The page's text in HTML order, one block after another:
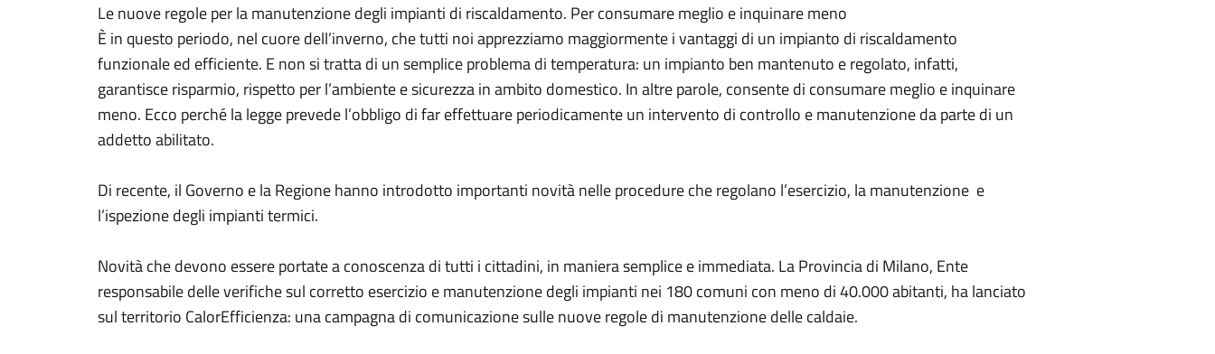
Le nuove regole per la manutenzione degli impianti di riscaldamento. Per consumare meglio e inquinare meno
È in questo periodo, nel cuore dell’inverno, che tutti noi apprezziamo maggiormente i vantaggi di un impianto di riscaldamento
funzionale ed efficiente. E non si tratta di un semplice problema di temperatura: un impianto ben mantenuto e regolato, infatti,
garantisce risparmio, rispetto per l’ambiente e sicurezza in ambito domestico. In altre parole, consente di consumare meglio e inquinare
meno. Ecco perché la legge prevede l’obbligo di far effettuare periodicamente un intervento di controllo e manutenzione da parte di un
addetto abilitato.
Di recente, il Governo e la Regione hanno introdotto importanti novità nelle procedure che regolano l’esercizio, la manutenzione e
l’ispezione degli impianti termici.
Novità che devono essere portate a conoscenza di tutti i cittadini, in maniera semplice e immediata. La Provincia di Milano, Ente
responsabile delle verifiche sul corretto esercizio e manutenzione degli impianti nei 180 comuni con meno di 40.000 abitanti, ha lanciato
sul territorio CalorEfficienza: una campagna di comunicazione sulle nuove regole di manutenzione delle caldaie.